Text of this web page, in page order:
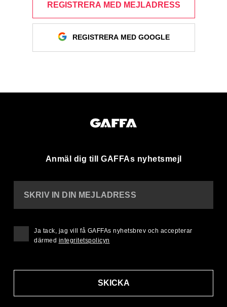
REGISTRERA MED MEJLADRESS
REGISTRERA MED GOOGLE
Anmäl dig till GAFFAs nyhetsmejl
SKRIV IN DIN MEJLADRESS
SKICKA
Ja tack, jag vill få GAFFAs nyhetsbrev och accepterar
därmed integritetspolicyn